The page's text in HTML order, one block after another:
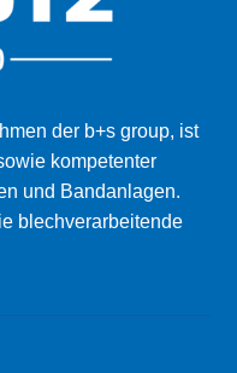
der b+s group, ist
kompetenter
und Bandanlagen.
blechverarbeitende